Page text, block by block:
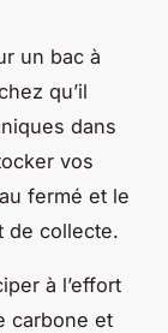
un bac à
qu’il
dans
vos
fermé et le
de collecte.
à l’effort
carbone et